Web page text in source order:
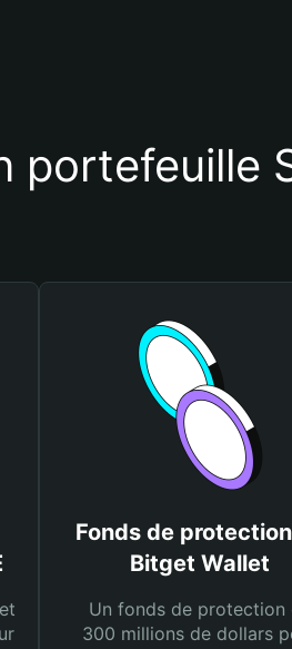
Fonds de
Bitget Wallet
Un fonds de protection
300 millions de dollars